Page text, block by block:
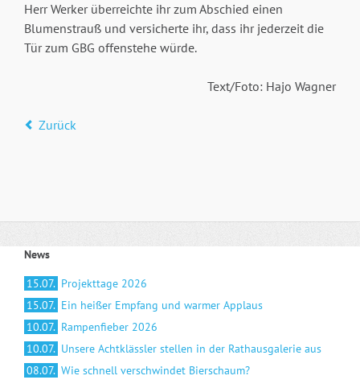
Herr Werker überreichte ihr zum Abschied einen
Blumenstrauß und versicherte ihr, dass ihr jederzeit die
Tür zum GBG offenstehe würde.
Text/Foto: Hajo Wagner
Zurück
News
15.07. Projekttage 2026
15.07. Ein heißer Empfang und warmer Applaus
10.07. Rampenfieber 2026
10.07. Unsere Achtklässler stellen in der Rathausgalerie aus
08.07. Wie schnell verschwindet Bierschaum?